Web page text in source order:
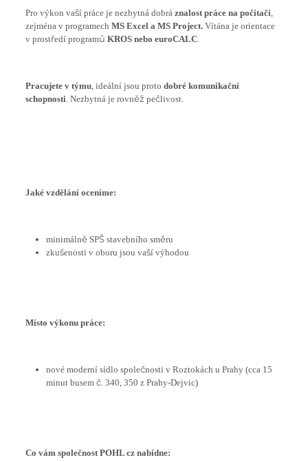
Pro výkon vaší práce je nezbytná dobrá znalost práce na počítači,
zejména v programech MS Excel a MS Project. Vítána je orientace
v prostředí programů KROS nebo euroCALC.
Pracujete v týmu, ideální jsou proto dobré komunikační
schopnosti. Nezbytná je rovněž pečlivost.
Jaké vzdělání oceníme:
minimálně SPŠ stavebního směru
zkušenosti v oboru jsou vaší výhodou
Místo výkonu práce:
nové moderní sídlo společnosti v Roztokách u Prahy (cca 15
minut busem č. 340, 350 z Prahy-Dejvic)
Co vám společnost POHL cz nabídne: